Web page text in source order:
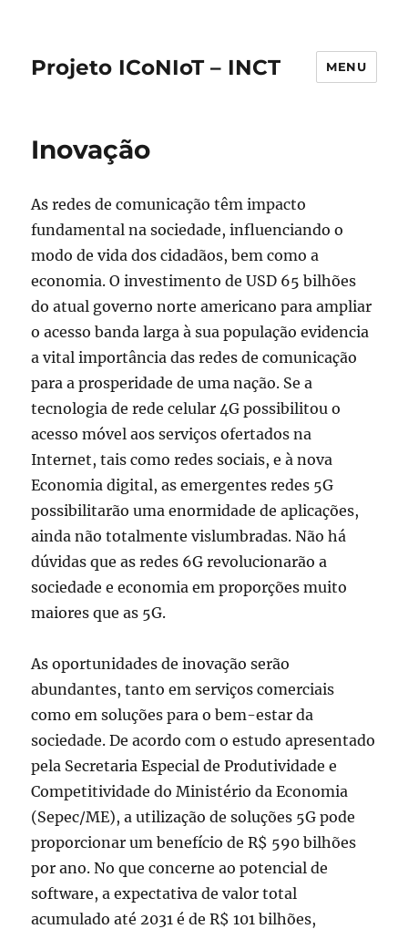
Projeto ICoNIoT – INCT MENU
Inovação
As redes de comunicação têm impacto
fundamental na sociedade, influenciando o
modo de vida dos cidadãos, bem como a
economia. O investimento de USD 65 bilhões
do atual governo norte americano para ampliar
o acesso banda larga à sua população evidencia
a vital importância das redes de comunicação
para a prosperidade de uma nação. Se a
tecnologia de rede celular 4G possibilitou o
acesso móvel aos serviços ofertados na
Internet, tais como redes sociais, e à nova
Economia digital, as emergentes redes 5G
possibilitarão uma enormidade de aplicações,
ainda não totalmente vislumbradas. Não há
dúvidas que as redes 6G revolucionarão a
sociedade e economia em proporções muito
maiores que as 5G.
As oportunidades de inovação serão
abundantes, tanto em serviços comerciais
como em soluções para o bem-estar da
sociedade. De acordo com o estudo apresentado
pela Secretaria Especial de Produtividade e
Competitividade do Ministério da Economia
(Sepec/ME), a utilização de soluções 5G pode
proporcionar um benefício de R$ 590 bilhões
por ano. No que concerne ao potencial de
software, a expectativa de valor total
acumulado até 2031 é de R$ 101 bilhões,